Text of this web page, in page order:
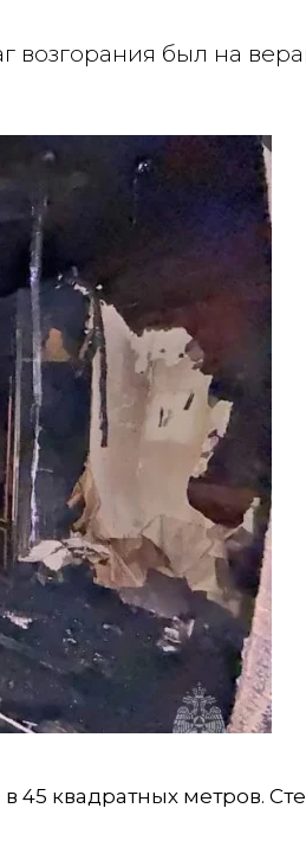
возгорания был на
45 квадратных метров.